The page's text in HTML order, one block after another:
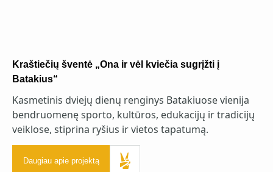
Kraštiečių šventė „Ona ir vėl kviečia sugrįžti į
Batakius“
Kasmetinis dviejų dienų renginys Batakiuose vienija
bendruomenę sporto, kultūros, edukacijų ir tradicijų
veiklose, stiprina ryšius ir vietos tapatumą.
Daugiau apie projektą